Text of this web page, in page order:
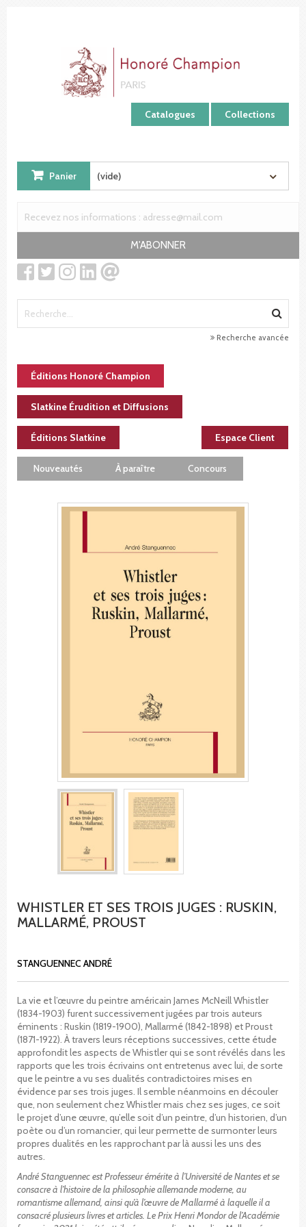
Catalogues Collections
Panier (vide)
M'ABONNER
Recherche avancée
Éditions Honoré Champion
Slatkine Érudition et Diffusions
Éditions Slatkine Espace Client
Nouveautés À paraître Concours
WHISTLER ET SES TROIS JUGES : RUSKIN,
MALLARMÉ, PROUST
STANGUENNEC ANDRÉ
La vie et l’œuvre du peintre américain James McNeill Whistler
(1834-1903) furent successivement jugées par trois auteurs
éminents : Ruskin (1819-1900), Mallarmé (1842-1898) et Proust
(1871-1922). À travers leurs réceptions successives, cette étude
approfondit les aspects de Whistler qui se sont révélés dans les
rapports que les trois écrivains ont entretenus avec lui, de sorte
que le peintre a vu ses dualités contradictoires mises en
évidence par ses trois juges. Il semble néanmoins en découler
que, non seulement chez Whistler mais chez ses juges, ce soit
le projet d’une œuvre, qu’elle soit d’un peintre, d’un historien, d’un
poète ou d’un romancier, qui leur permette de surmonter leurs
propres dualités en les rapprochant par là aussi les uns des
autres.
André Stanguennec est Professeur émérite à l’Université de Nantes et se
consacre à l’histoire de la philosophie allemande moderne, au
romantisme allemand, ainsi qu’à l’œuvre de Mallarmé à laquelle il a
consacré plusieurs livres et articles. Le Prix Henri Mondor de l’Académie